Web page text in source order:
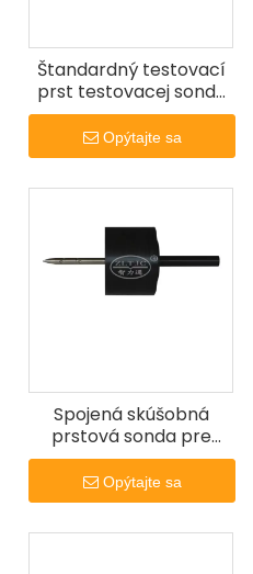
Štandardný testovací
prst testovacej sondy
IEC61032 B
Opýtajte sa
Spojená skúšobná
prstová sonda pre
mixéry pre IEC60335-
2-14
Opýtajte sa